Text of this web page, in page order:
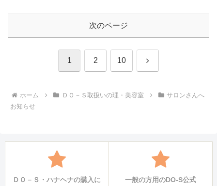
次のページ
1 2 10 次
ホーム ＤＯ－Ｓ取扱いの理・美容室
サロンさんへ
お知らせ
ＤＯ－Ｓ・ハナヘナの購入に
一般の方用のDO-S公式